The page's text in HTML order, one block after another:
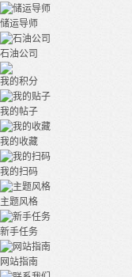
储运导师
石油公司
我的积分
我的帖子
我的收藏
我的扫码
主题风格
新手任务
网站指南